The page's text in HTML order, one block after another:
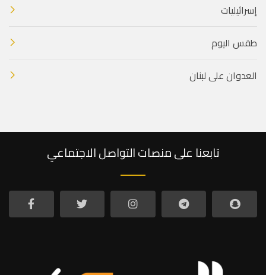
إسرائيليات
طقس اليوم
العدوان على لبنان
تابعنا على منصات التواصل الاجتماعي